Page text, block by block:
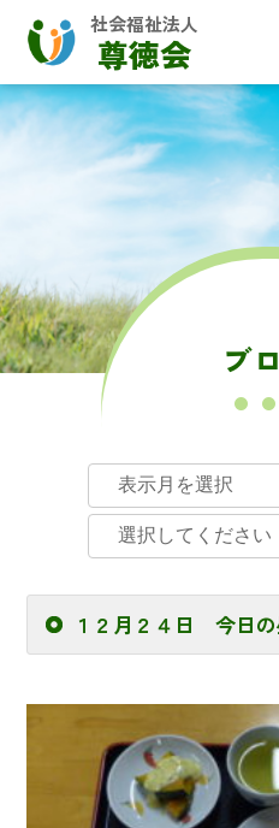
社会福祉法人
尊徳会
ブ
１２月２４日 今日